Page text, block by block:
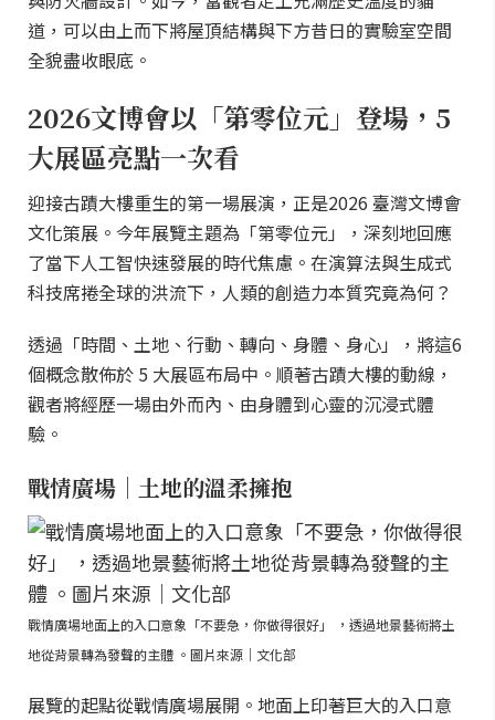
道，可以由上而下將屋頂結構與下方昔日的實驗室空間
全貌盡收眼底。
2026文博會以「第零位元」登場，5
大展區亮點一次看
迎接古蹟大樓重生的第一場展演，正是2026 臺灣文博會
文化策展。今年展覽主題為「第零位元」，深刻地回應
了當下人工智快速發展的時代焦慮。在演算法與生成式
科技席捲全球的洪流下，人類的創造力本質究竟為何？
透過「時間、土地、行動、轉向、身體、身心」，將這6
個概念散佈於 5 大展區布局中。順著古蹟大樓的動線，
觀者將經歷一場由外而內、由身體到心靈的沉浸式體
驗。
戰情廣場｜土地的溫柔擁抱
戰情廣場地面上的入口意象「不要急，你做得很好」 ，透過地景藝術將土
地從背景轉為發聲的主體 。圖片來源｜文化部
展覽的起點從戰情廣場展開。地面上印著巨大的入口意